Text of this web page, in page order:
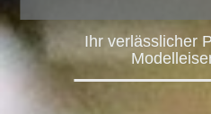
Ihr verlässlicher